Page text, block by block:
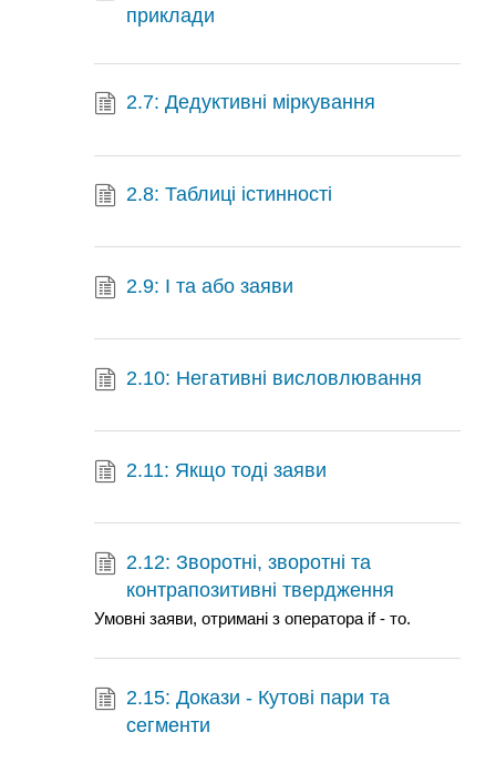
приклади
2.7: Дедуктивні міркування
2.8: Таблиці істинності
2.9: І та або заяви
2.10: Негативні висловлювання
2.11: Якщо тоді заяви
2.12: Зворотні, зворотні та
контрапозитивні твердження
Умовні заяви, отримані з оператора if - то.
2.15: Докази - Кутові пари та
сегменти